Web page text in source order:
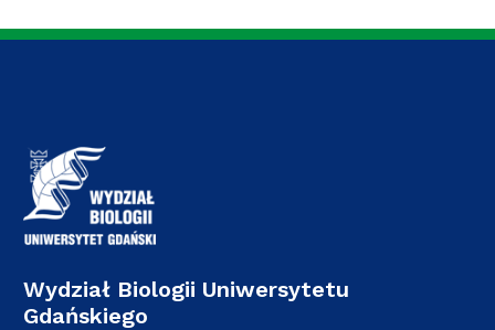
Wydział Biologii Uniwersytetu
Gdańskiego